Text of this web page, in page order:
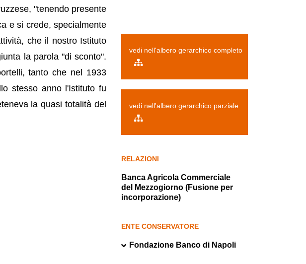
"tenendo presente
e si crede, specialmente
che il nostro Istituto
la parola "di sconto".
tanto che nel 1933
stesso anno l'Istituto fu
la quasi totalità del
vedi nell'albero gerarchico completo
vedi nell'albero gerarchico parziale
RELAZIONI
Banca Agricola Commerciale
del Mezzogiorno (Fusione per
incorporazione)
ENTE CONSERVATORE
Fondazione Banco di Napoli